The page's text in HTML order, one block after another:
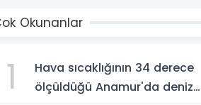
Okunanlar
1
Hava sıcaklığının 34 derece
ölçüldüğü Anamur'da deniz